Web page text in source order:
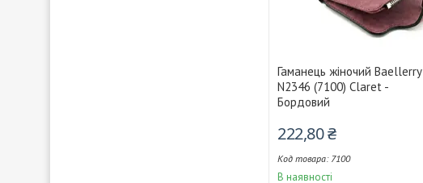
Гаманець жіночий Baellerry
N2346 (7100) Claret -
Бордовий
222,80 ₴
7100
В наявності